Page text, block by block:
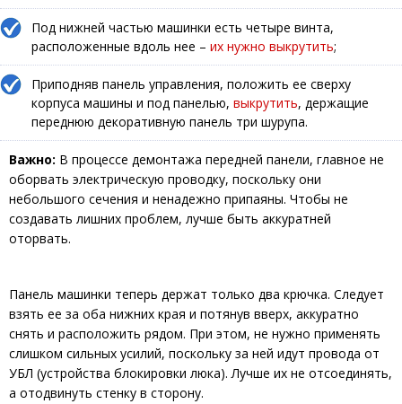
Под нижней частью машинки есть четыре винта,
расположенные вдоль нее – их нужно выкрутить;
Приподняв панель управления, положить ее сверху
корпуса машины и под панелью, выкрутить, держащие
переднюю декоративную панель три шурупа.
Важно: В процессе демонтажа передней панели, главное не
оборвать электрическую проводку, поскольку они
небольшого сечения и ненадежно припаяны. Чтобы не
создавать лишних проблем, лучше быть аккуратней
оторвать.
Панель машинки теперь держат только два крючка. Следует
взять ее за оба нижних края и потянув вверх, аккуратно
снять и расположить рядом. При этом, не нужно применять
слишком сильных усилий, поскольку за ней идут провода от
УБЛ (устройства блокировки люка). Лучше их не отсоединять,
а отодвинуть стенку в сторону.